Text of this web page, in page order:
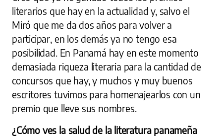
literarios que hay en la actualidad y, salvo el
Miró que me da dos años para volver a
participar, en los demás ya no tengo esa
posibilidad. En Panamá hay en este momento
demasiada riqueza literaria para la cantidad de
concursos que hay, y muchos y muy buenos
escritores tuvimos para homenajearlos con un
premio que lleve sus nombres.
¿Cómo ves la salud de la literatura panameña